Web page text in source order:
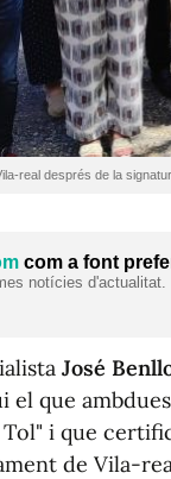
real després de la
com a font
notícies d'actualitat.
José
el que
i que
de Vila-